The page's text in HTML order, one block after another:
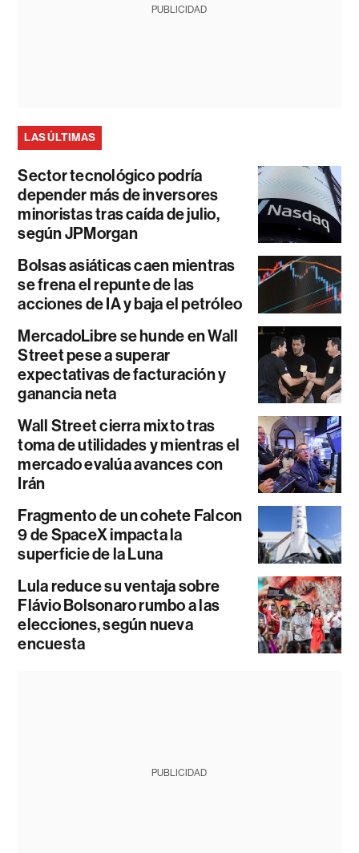
PUBLICIDAD
LAS ÚLTIMAS
Sector tecnológico podría
depender más de inversores
minoristas tras caída de julio,
según JPMorgan
Bolsas asiáticas caen mientras
se frena el repunte de las
acciones de IA y baja el petróleo
MercadoLibre se hunde en Wall
Street pese a superar
expectativas de facturación y
ganancia neta
Wall Street cierra mixto tras
toma de utilidades y mientras el
mercado evalúa avances con
Irán
Fragmento de un cohete Falcon
9 de SpaceX impacta la
superficie de la Luna
Lula reduce su ventaja sobre
Flávio Bolsonaro rumbo a las
elecciones, según nueva
encuesta
PUBLICIDAD